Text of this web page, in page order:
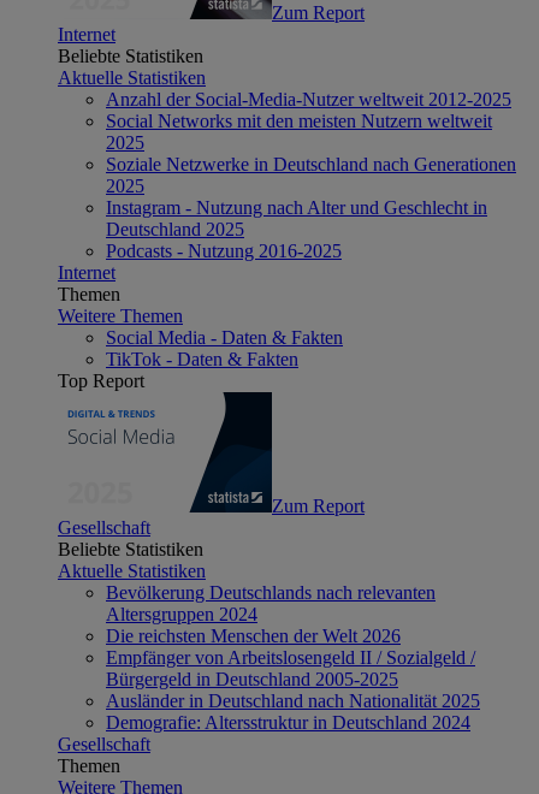
Zum Report
Internet
Beliebte Statistiken
Aktuelle Statistiken
Anzahl der Social-Media-Nutzer weltweit 2012-2025
Social Networks mit den meisten Nutzern weltweit
2025
Soziale Netzwerke in Deutschland nach Generationen
2025
Instagram - Nutzung nach Alter und Geschlecht in
Deutschland 2025
Podcasts - Nutzung 2016-2025
Internet
Themen
Weitere Themen
Social Media - Daten & Fakten
TikTok - Daten & Fakten
Top Report
Zum Report
Gesellschaft
Beliebte Statistiken
Aktuelle Statistiken
Bevölkerung Deutschlands nach relevanten
Altersgruppen 2024
Die reichsten Menschen der Welt 2026
Empfänger von Arbeitslosengeld II / Sozialgeld /
Bürgergeld in Deutschland 2005-2025
Ausländer in Deutschland nach Nationalität 2025
Demografie: Altersstruktur in Deutschland 2024
Gesellschaft
Themen
Weitere Themen